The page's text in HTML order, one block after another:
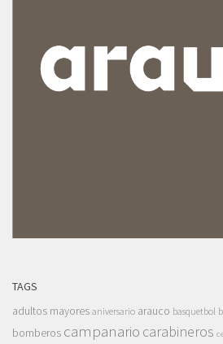
TAGS
adultos mayores aniversario arauco basquetbol
bomberos campanario carabineros